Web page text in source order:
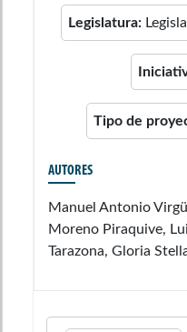
Legislatura:
Tipo de
AUTORES
Manuel Antonio
Moreno Piraquive,
Tarazona, Gloria